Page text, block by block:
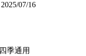
2025/07/16
四季通用